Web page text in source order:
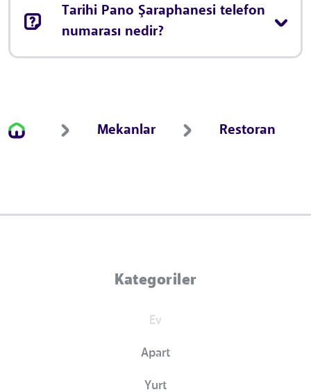
Tarihi Pano Şaraphanesi telefon
numarası nedir?
Mekanlar Restoran
Kategoriler
Ev
Apart
Yurt